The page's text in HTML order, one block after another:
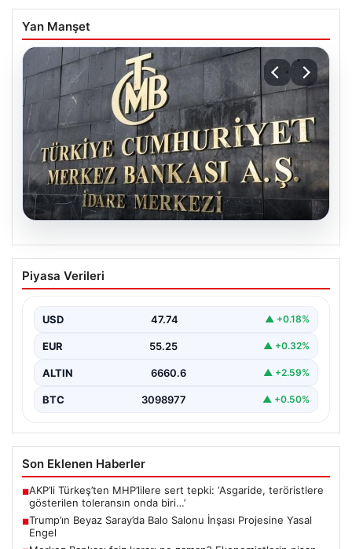
Yan Manşet
Merkez Bankası faiz kararı ne zaman?
Ekonomistlerin nisan ayı faiz beklentisi
Piyasa Verileri
USD 47.74 ▲ +0.18%
EUR 55.25 ▲ +0.32%
ALTIN 6660.6 ▲ +2.59%
BTC 3098977 ▲ +0.50%
Son Eklenen Haberler
■AKP’li Türkeş’ten MHP’lilere sert tepki: ‘Asgaride, teröristlere
gösterilen toleransın onda biri…’
■Trump’ın Beyaz Saray’da Balo Salonu İnşası Projesine Yasal
Engel